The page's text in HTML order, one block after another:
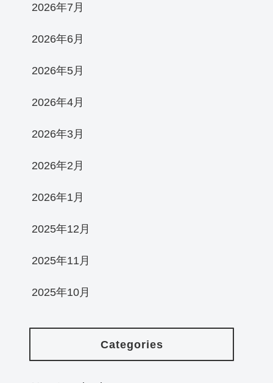
2026年7月
2026年6月
2026年5月
2026年4月
2026年3月
2026年2月
2026年1月
2025年12月
2025年11月
2025年10月
Categories